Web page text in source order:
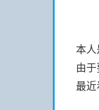
本人
由
最近